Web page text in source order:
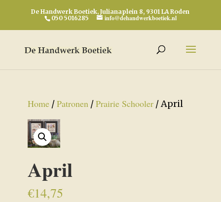
De Handwerk Boetiek, Julianaplein 8, 9301 LA Roden
050 5016285
info@dehandwerkboetiek.nl
Home/Patronen/Prairie Schooler/ April
April
€14,75